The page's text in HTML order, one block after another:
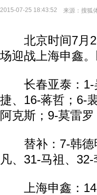
2015-07-25 18:43:52 来源： 搜狐
北京时间7月25
场迎战上海申鑫
长春亚泰：1-
捷、16-蒋哲；6-
阿克斯；9-莫雷罗
替补：7-韩德
凡、31-马祖、32-
上海申鑫：14-